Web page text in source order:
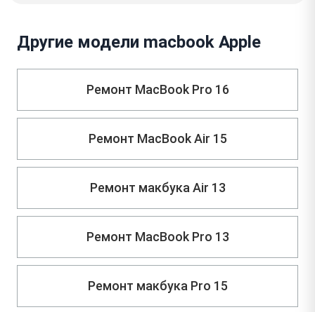
Другие модели macbook Apple
Ремонт MacBook Pro 16
Ремонт MacBook Air 15
Ремонт макбука Air 13
Ремонт MacBook Pro 13
Ремонт макбука Pro 15